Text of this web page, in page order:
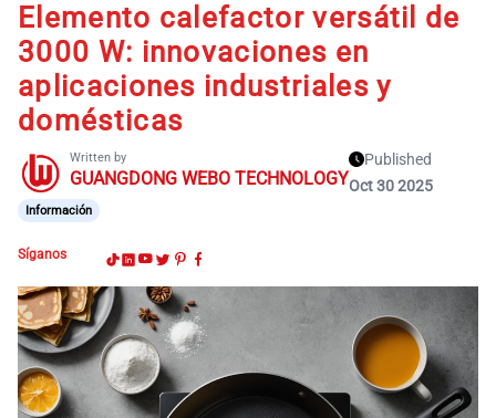
Elemento calefactor versátil de
3000 W: innovaciones en
aplicaciones industriales y
domésticas
Written by
GUANGDONG WEBO TECHNOLOGY
Published
Oct 30 2025
Información
Síganos